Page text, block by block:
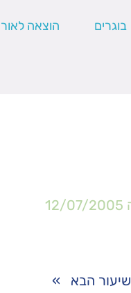
בוגרים הוצאה לאור
12/07/2005
הבא »